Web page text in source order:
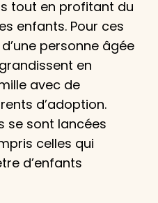
tout en profitant du
enfants. Pour ces
personne âgée
en
avec de
d’adoption.
se sont lancées
celles qui
d’enfants